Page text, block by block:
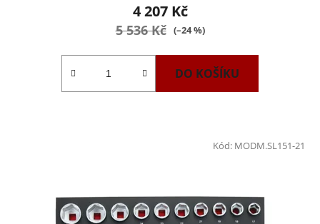
4 207 Kč
5 536 Kč (–24 %)
DO KOŠÍKU
Kód: MODM.SL151-21